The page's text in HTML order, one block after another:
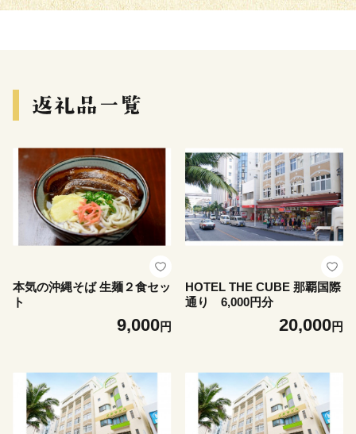
本気の沖縄そば 生麺２食セッ
ト
9,000円
HOTEL THE CUBE 那覇国際
通り 6,000円分
20,000円